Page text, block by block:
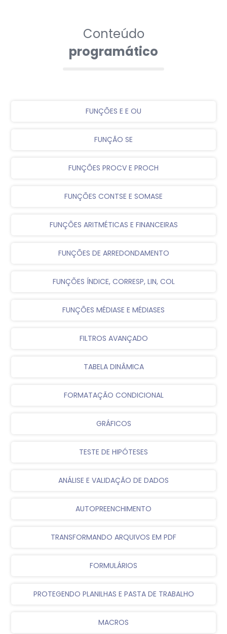
Conteúdo
programático
FUNÇÕES E E OU
FUNÇÃO SE
FUNÇÕES PROCV E PROCH
FUNÇÕES CONTSE E SOMASE
FUNÇÕES ARITMÉTICAS E FINANCEIRAS
FUNÇÕES DE ARREDONDAMENTO
FUNÇÕES ÍNDICE, CORRESP, LIN, COL
FUNÇÕES MÉDIASE E MÉDIASES
FILTROS AVANÇADO
TABELA DINÂMICA
FORMATAÇÃO CONDICIONAL
GRÁFICOS
TESTE DE HIPÓTESES
ANÁLISE E VALIDAÇÃO DE DADOS
AUTOPREENCHIMENTO
TRANSFORMANDO ARQUIVOS EM PDF
FORMULÁRIOS
PROTEGENDO PLANILHAS E PASTA DE TRABALHO
MACROS